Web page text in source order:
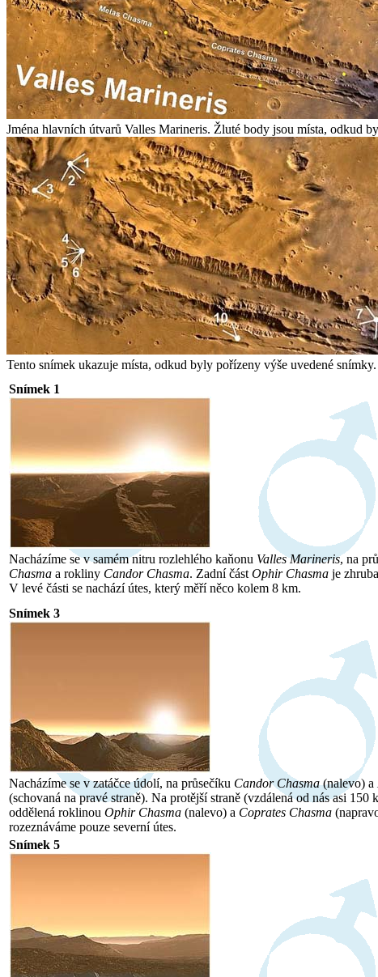
Jména hlavních útvarů Valles Marineris. Žluté body jsou místa, odkud
Tento snímek ukazuje místa, odkud byly pořízeny výše uvedené
Snímek 1
Nacházíme se v samém nitru rozlehlého kaňonu Valles Marineris, na
Chasma a rokliny Candor Chasma. Zadní část Ophir Chasma je
V levé části se nachází útes, který měří něco kolem 8 km.
Snímek 3
Nacházíme se v zatáčce údolí, na průsečíku Candor Chasma(nalevo) a
(schovaná na pravé straně). Na protější straně (vzdálená od nás asi 150
oddělená roklinou Ophir Chasma (nalevo) a Coprates Chasma
rozeznáváme pouze severní útes.
Snímek 5